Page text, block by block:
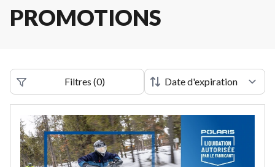
PROMOTIONS
Filtres (0)